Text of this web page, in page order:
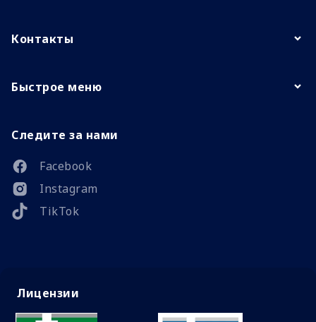
Контакты
Быстрое меню
Следите за нами
Facebook
Instagram
TikTok
Лицензии